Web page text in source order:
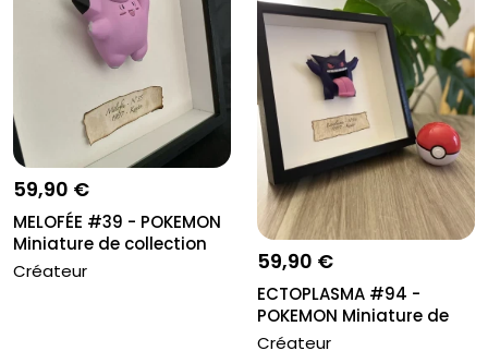
59,90 €
MELOFÉE #39 - POKEMON
Miniature de collection
styl...
Créateur 59,90 €
ECTOPLASMA #94 -
POKEMON Miniature de
collection s...
Créateur